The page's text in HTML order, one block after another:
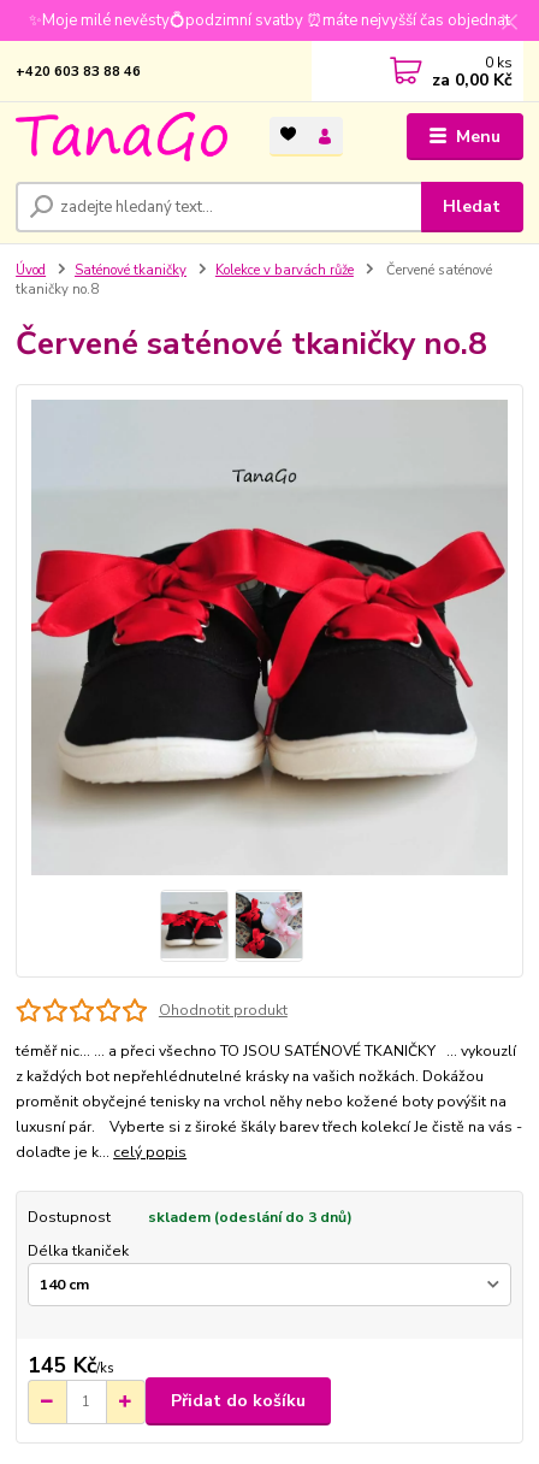
✨Moje milé nevěsty💍podzimní svatby ⏰máte nejvyšší čas objednat
Menu
Hledat
+420 603 83 88 46 0 ks
za 0,00 Kč
Úvod Saténové tkaničky Kolekce v barvách růže
Červené saténové
tkaničky no.8
Červené saténové tkaničky no.8
Ohodnotit produkt
téměř nic... ... a přeci všechno TO JSOU SATÉNOVÉ TKANIČKY ... vykouzlí
z každých bot nepřehlédnutelné krásky na vašich nožkách. Dokážou
proměnit obyčejné tenisky na vrchol něhy nebo kožené boty povýšit na
luxusní pár. Vyberte si z široké škály barev třech kolekcí Je čistě na vás -
dolaďte je k... celý popis
Dostupnost
skladem (odeslání do 3 dnů)
Délka tkaniček
145 Kč/ks
Přidat do košíku